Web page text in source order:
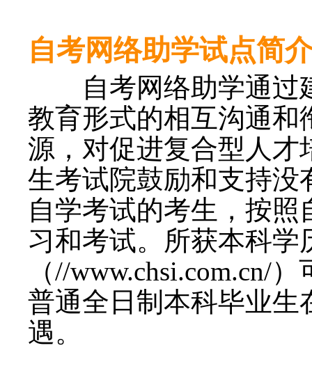
自考网络助学试点简
自考网络助学通过
教育形式的相互沟通和
源，对促进复合型人才
生考试院鼓励和支持没
自学考试的考生，按
习和考试。所获本科
（//www.chsi.com.cn/
普通全日制本科毕业生
遇。